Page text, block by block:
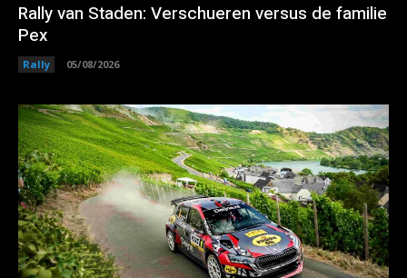
Rally van Staden: Verschueren versus de familie
Pex
Rally 05/08/2026